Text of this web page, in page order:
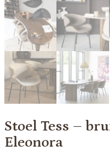
Stoel Tess –
Eleonora